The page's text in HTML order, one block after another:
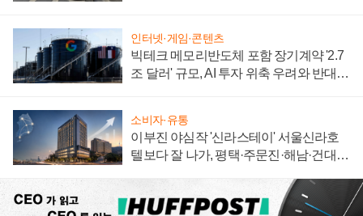
인터넷·게임·콘텐츠
빅테크 메모리반도체 포함 장기계약 '2.7
조 달러' 규모, AI 투자 위축 우려와 반대
소비자·유통
이부진 야심작 '신라스테이' 서울신라호
텔보다 잘 나가, 평택·주문진·해남·건대로